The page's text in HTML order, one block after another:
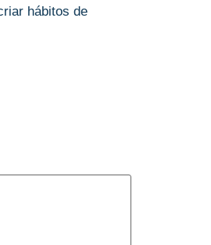
hábitos de